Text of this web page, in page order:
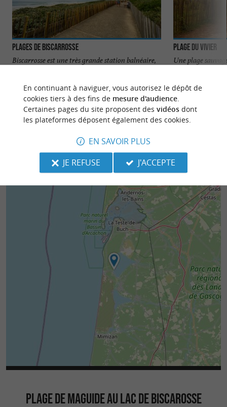
Plages de Biscarrosse
Biscarrosse est une très grande station balnéaire,
4,5 km - Biscarrosse
Plage du Vivier
Une plage
PLAGE DE MAGUIDE AU LAC DE BISCAROSSE
En continuant à naviguer, vous autorisez le dépôt de
cookies tiers à des fins de mesure d'audience.
Certaines pages du site proposent des vidéosdont
les plateformes déposent également des cookies.
EN SAVOIR PLUS
JE REFUSE
J'ACCEPTE